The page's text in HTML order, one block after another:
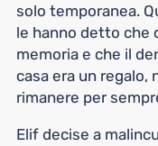
solo temporanea.
le hanno detto che
memoria e che il
casa era un regalo,
rimanere per
Elif decise a